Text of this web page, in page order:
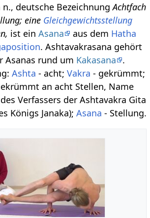
n., deutsche BezeichnungAchtfach
eine Gleichgewichtsstellung
ist einAsana aus dem Hatha
. Ashtavakrasana gehört
Asanas rund um Kakasana
.
Ashta - acht;Vakra - gekrümmt;
an acht Stellen, Name
Verfassers der Ashtavakra Gita
Königs Janaka);Asana - Stellung.